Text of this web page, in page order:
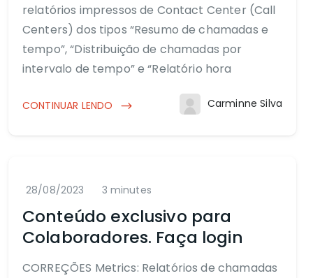
relatórios impressos de Contact Center (Call
Centers) dos tipos “Resumo de chamadas e
tempo”, “Distribuição de chamadas por
intervalo de tempo” e “Relatório hora
CONTINUAR LENDO Carminne Silva
28/08/2023 3 minutes
Conteúdo exclusivo para
Colaboradores. Faça login
CORREÇÕES Metrics: Relatórios de chamadas